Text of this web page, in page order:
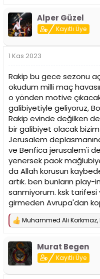
Alper Güzel
Kayıtlı Üye
1 Kas 2023
Rakip bu gece sezonu
okudum milli maç
o yönden motive
galibiyetiyle geliyoruz,
Rakip evinde değilken
bir galibiyet olacak
Jerusalem
ve Benfica jerusalem'i
yenersek paok
da Allah korusun
artık. ben bunların play-
sanmiyorum. ksk tarifesi
girmeden Avrupa'dan
T
k
i
l
Muhammed Ali Korkmaz,
Murat Begen
Kayıtlı Üye